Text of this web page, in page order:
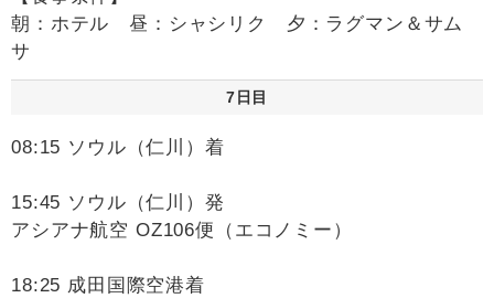
朝：ホテル 昼：シャシリク 夕：ラグマン＆サム
サ
7日目
08:15 ソウル（仁川）着
15:45 ソウル（仁川）発
アシアナ航空 OZ106便（エコノミー）
18:25 成田国際空港着